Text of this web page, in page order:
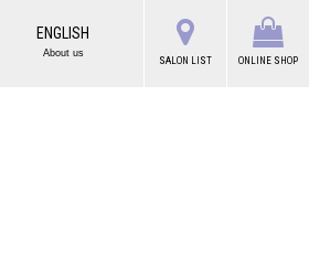
ENGLISH
About us
SALON LIST ONLINE SHOP